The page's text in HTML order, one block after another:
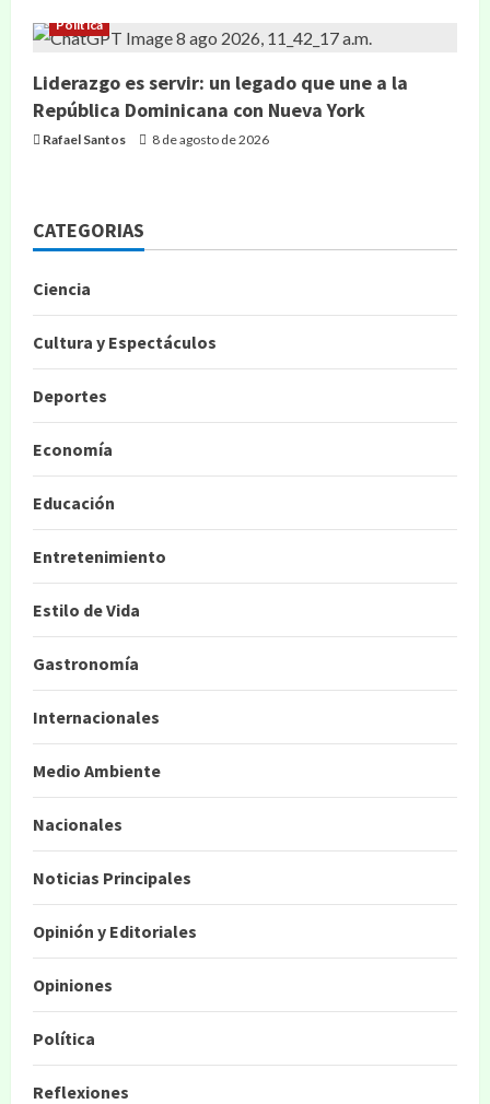
Política
Liderazgo es servir: un legado que une a la
República Dominicana con Nueva York
Rafael Santos 8 de agosto de 2026
CATEGORIAS
Ciencia
Cultura y Espectáculos
Deportes
Economía
Educación
Entretenimiento
Estilo de Vida
Gastronomía
Internacionales
Medio Ambiente
Nacionales
Noticias Principales
Opinión y Editoriales
Opiniones
Política
Reflexiones